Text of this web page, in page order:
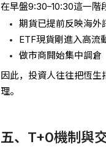
在早盤9:30–10:30這一階
期貨已提前反映海外
ETF現貨剛進入高流
做市商開始集中調倉
因此，投資人往往把恆
理。
五、T+0機制與